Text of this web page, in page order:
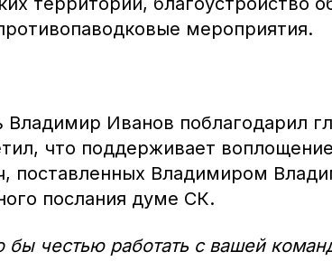
мероприятия.
Иванов поблагодарил
что поддерживает
поставленных Владимиром
послания думе СК.
честью работать с вашей